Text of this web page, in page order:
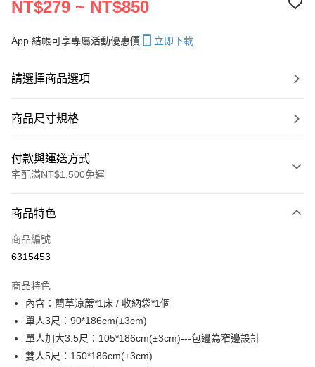
NT$279 ~ NT$850
App 結帳可享專屬活動優惠價 立即下載
請選擇商品選項
商品尺寸規格
付款與運送方式
宅配滿NT$1,500免運
信用卡一次付款
LINE Pay
街口支付
悠遊付
全盈+PAY
商品特色
商品編號
6315453
商品特色
內含：藺草涼蓆*1床 / 收納袋*1個
單人3尺：90*186cm(±3cm)
單人加大3.5尺：105*186cm(±3cm)---包邊為窄邊設計
雙人5尺：150*186cm(±3cm)